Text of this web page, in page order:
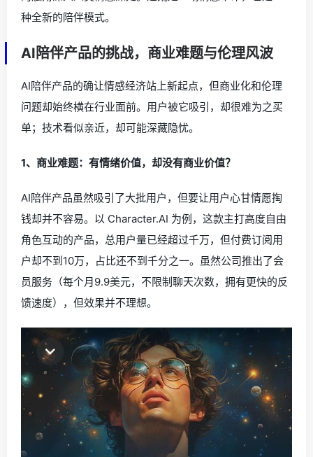
种全新的陪伴模式。
AI陪伴产品的挑战，商业难题与伦理风波
AI陪伴产品的确让情感经济站上新起点，但商业化和伦理
问题却始终横在行业面前。用户被它吸引，却很难为之买
单；技术看似亲近，却可能深藏隐忧。
1、商业难题：有情绪价值，却没有商业价值？
AI陪伴产品虽然吸引了大批用户，但要让用户心甘情愿掏
钱却并不容易。以 Character.AI 为例，这款主打高度自由
角色互动的产品，总用户量已经超过千万，但付费订阅用
户却不到10万，占比还不到千分之一。虽然公司推出了会
员服务（每个月9.9美元，不限制聊天次数，拥有更快的反
馈速度），但效果并不理想。